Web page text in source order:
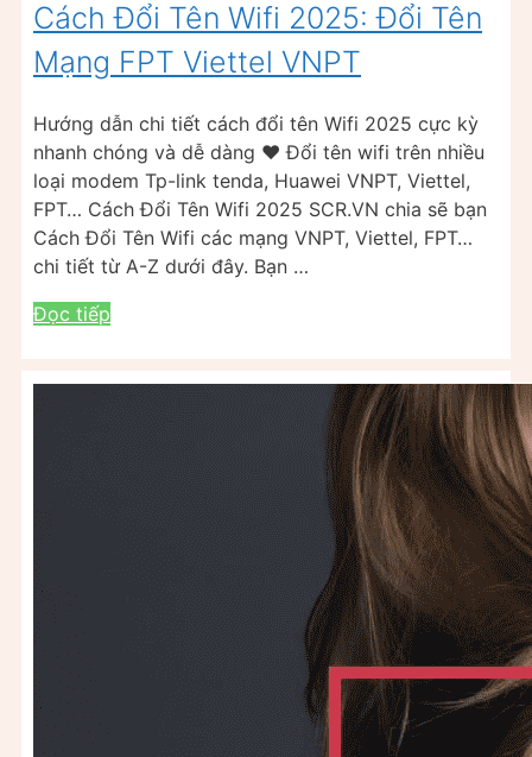
Cách Đổi Tên Wifi 2025: Đổi Tên
Mạng FPT Viettel VNPT
Hướng dẫn chi tiết cách đổi tên Wifi 2025 cực kỳ
nhanh chóng và dễ dàng ❤️ Đổi tên wifi trên nhiều
loại modem Tp-link tenda, Huawei VNPT, Viettel,
FPT… Cách Đổi Tên Wifi 2025 SCR.VN chia sẽ bạn
Cách Đổi Tên Wifi các mạng VNPT, Viettel, FPT…
chi tiết từ A-Z dưới đây. Bạn …
Đọc tiếp